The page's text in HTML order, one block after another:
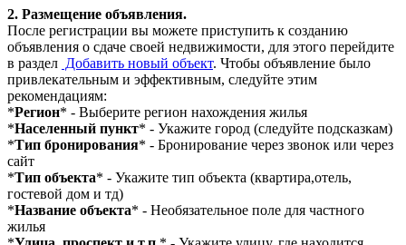
2. Размещение объявления.
После регистрации вы можете приступить к созданию
объявления о сдаче своей недвижимости, для этого перейдите
в раздел Добавить новый объект. Чтобы объявление было
привлекательным и эффективным, следуйте этим
рекомендациям:
*Регион* - Выберите регион нахождения жилья
*Населенный пункт* - Укажите город (следуйте подсказкам)
*Тип бронирования* - Бронирование через звонок или через
сайт
*Тип объекта* - Укажите тип объекта (квартира,отель,
гостевой дом и тд)
*Название объекта* - Необязательное поле для частного
жилья